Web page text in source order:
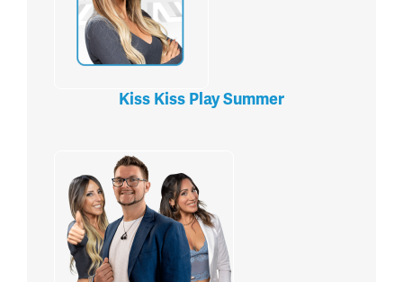
Kiss Kiss Play Summer